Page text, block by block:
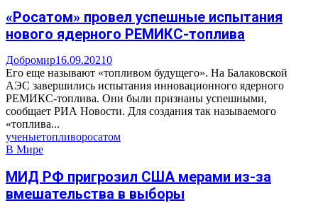
«Росатом» провел успешные испытания
нового ядерного РЕМИКС-топлива
Добромир16.09.20210
Его еще называют «топливом будущего». На Балаковской
АЭС завершились испытания инновационного ядерного
РЕМИКС-топлива. Они были признаны успешными,
сообщает РИА Новости. Для создания так называемого
«топлива...
ученыетопливоросатом
В Мире
МИД РФ пригрозил США мерами из-за
вмешательства в выборы